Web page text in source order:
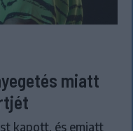
miatt
kapott, és emiatt